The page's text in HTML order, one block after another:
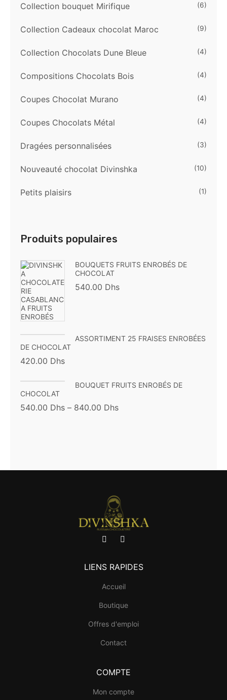
Collection bouquet Mirifique (6)
Collection Cadeaux chocolat Maroc (9)
Collection Chocolats Dune Bleue (4)
Compositions Chocolats Bois (4)
Coupes Chocolat Murano (4)
Coupes Chocolats Métal (4)
Dragées personnalisées (3)
Nouveauté chocolat Divinshka (10)
Petits plaisirs (1)
Produits populaires
BOUQUETS FRUITS ENROBÉS DE
CHOCOLAT
540.00 Dhs
ASSORTIMENT 25 FRAISES ENROBÉES
DE CHOCOLAT
420.00 Dhs
BOUQUET FRUITS ENROBÉS DE
CHOCOLAT
540.00 Dhs – 840.00 Dhs
LIENS RAPIDES
Accueil
Boutique
Offres d'emploi
Contact
COMPTE
Mon compte